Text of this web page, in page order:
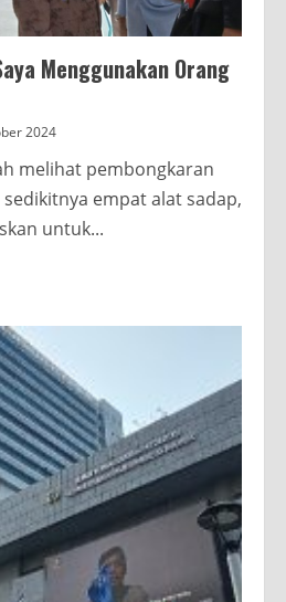
Menggunakan Orang
2024
melihat pembongkaran
empat alat sadap,
untuk...